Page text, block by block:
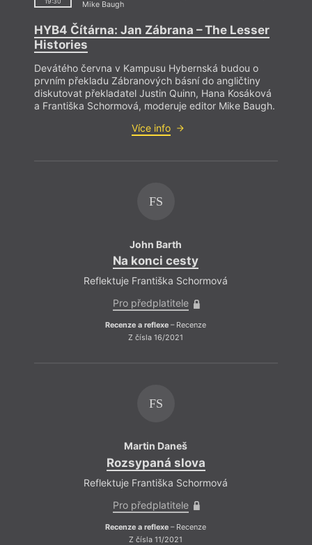
Mike Baugh
HYB4 Čítárna: Jan Zábrana – The Lesser
Histories
Devátého června v Kampusu Hybernská budou o
prvním překladu Zábranových básní do angličtiny
diskutovat překladatel Justin Quinn, Hana Kosáková
a Františka Schormová, moderuje editor Mike Baugh.
Více info
FS
John Barth
Na konci cesty
Reflektuje Františka Schormová
Pro předplatitele
Recenze a reflexe – Recenze
Z čísla 16/2021
FS
Martin Daneš
Rozsypaná slova
Reflektuje Františka Schormová
Pro předplatitele
Recenze a reflexe – Recenze
Z čísla 11/2021